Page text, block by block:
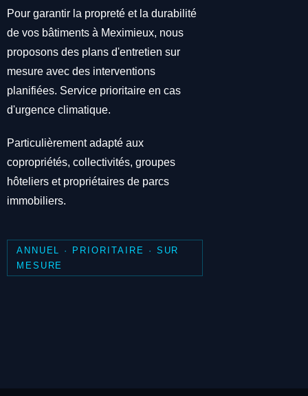
Pour garantir la propreté et la durabilité
de vos bâtiments à Meximieux, nous
proposons des plans d'entretien sur
mesure avec des interventions
planifiées. Service prioritaire en cas
d'urgence climatique.
Particulièrement adapté aux
copropriétés, collectivités, groupes
hôteliers et propriétaires de parcs
immobiliers.
ANNUEL · PRIORITAIRE · SUR
MESURE